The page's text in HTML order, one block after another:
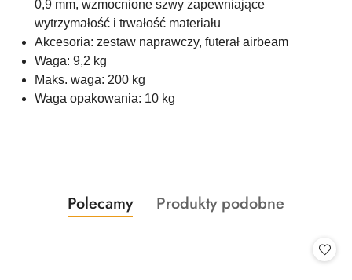
0,9 mm, wzmocnione szwy zapewniające
wytrzymałość i trwałość materiału
Akcesoria: zestaw naprawczy, futerał airbeam
Waga: 9,2 kg
Maks. waga: 200 kg
Waga opakowania: 10 kg
Pomiń karuzelę produktów
Produkty
o
Polecamy
Produkty
Produkty podobne